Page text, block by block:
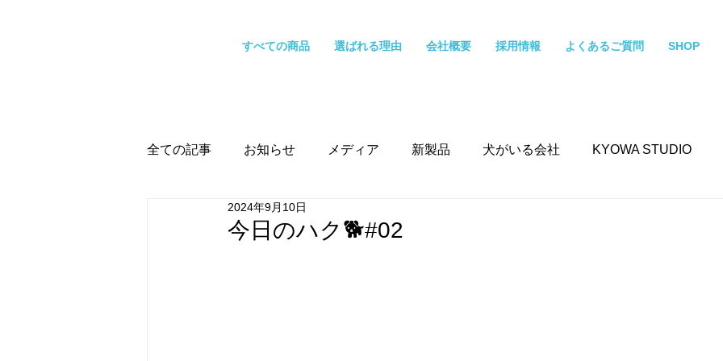
すべての商品 選ばれる理由 会社概要 採用情報 よくあるご質問 SHOP
全ての記事 お知らせ メディア 新製品 犬がいる会社 KYOWA STUDIO
今日のハク🐕#02
2024年9月10日